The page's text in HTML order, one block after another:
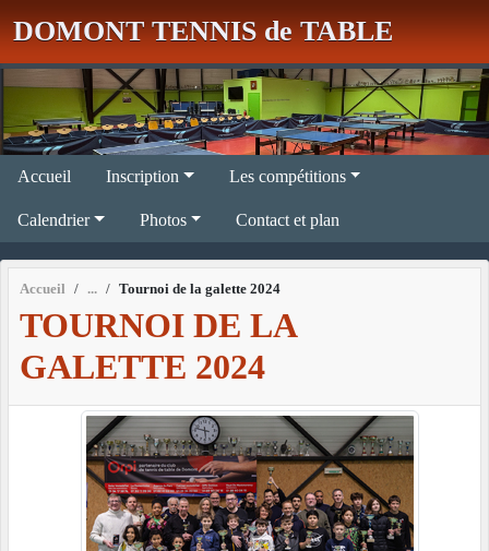
DOMONT TENNIS de TABLE
Accueil Inscription Les compétitions
Calendrier Photos Contact et plan
Accueil Tournoi de la galette 2024
TOURNOI DE LA
GALETTE 2024